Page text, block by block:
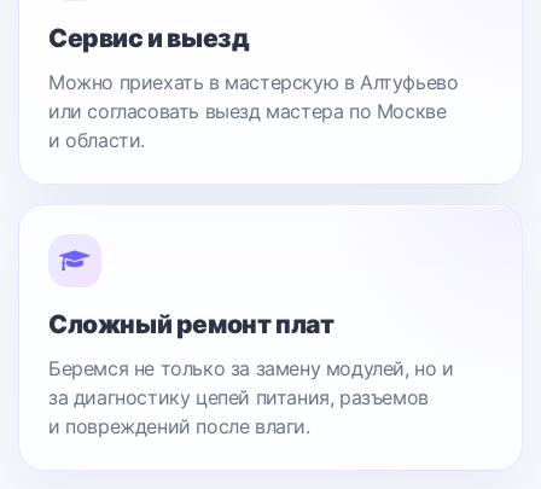
Сервис и выезд
Можно приехать в мастерскую в Алтуфьево
или согласовать выезд мастера по Москве
и области.
Сложный ремонт плат
Беремся не только за замену модулей, но и
за диагностику цепей питания, разъемов
и повреждений после влаги.